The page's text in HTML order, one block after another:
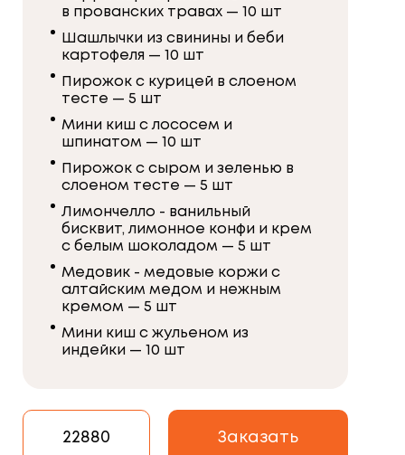
Мини киш с жульеном из
индейки — 10 шт
Пирожок с курицей в слоеном
тесте — 5 шт
Пирожок с сыром и зеленью в
слоеном тесте — 5 шт
Мини киш с лососем и
шпинатом — 10 шт
Медовик - медовые коржи с
алтайским медом и нежным
кремом — 5 шт
Лимончелло - ванильный
бисквит, лимонное конфи и крем
с белым шоколадом — 5 шт
в прованских травах — 10 шт
Шашлычки из свинины и беби
картофеля — 10 шт
22880 Заказать